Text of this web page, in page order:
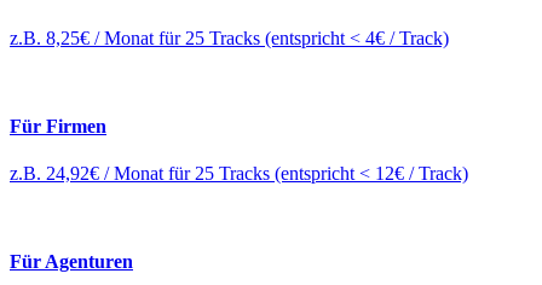
z.B. 8,25€ / Monat für 25 Tracks (entspricht < 4€ / Track)
Für Firmen
z.B. 24,92€ / Monat für 25 Tracks (entspricht < 12€ / Track)
Für Agenturen